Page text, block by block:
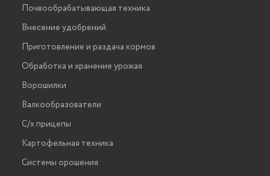
Почвообрабатывающая техника
Внесение удобрений
Приготовление и раздача кормов
Обработка и хранение урожая
Ворошилки
Валкообразователи
С/х прицепы
Картофельная техника
Системы орошения